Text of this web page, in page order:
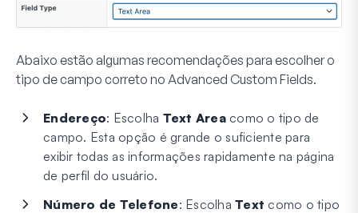
Abaixo estão algumas recomendações para escolher o
tipo de campo correto no Advanced Custom Fields.
Endereço: Escolha Text Areacomo o tipo de
campo. Esta opção é grande o suficiente para
exibir todas as informações rapidamente na página
de perfil do usuário.
Número de Telefone: Escolha Text como o tipo